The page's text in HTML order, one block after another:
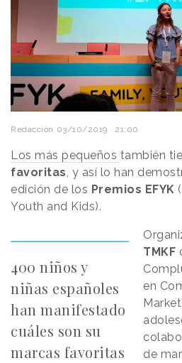
Redacción 03/10/2019 · 21:00
Los más pequeños también
favoritas, y así lo han
edición de los Premios EFYK
Youth and Kids).
400 niños y
niñas españoles
han manifestado
cuáles son su
marcas favoritas
TMKF
en
de